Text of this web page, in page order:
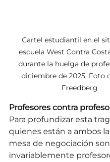
Cartel estudiantil en el
escuela West Contra
durante la huelga de
diciembre de 2025. Foto
Freedberg
Profesores contra
Para profundizar esta
quienes están a ambos
mesa de negociación son
invariablemente